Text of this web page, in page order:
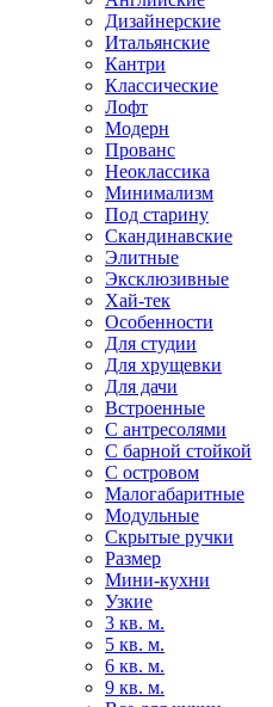
Дизайнерские
Итальянские
Кантри
Классические
Лофт
Модерн
Прованс
Неоклассика
Минимализм
Под старину
Скандинавские
Элитные
Эксклюзивные
Хай-тек
Особенности
Для студии
Для хрущевки
Для дачи
Встроенные
С антресолями
С барной стойкой
С островом
Малогабаритные
Модульные
Скрытые ручки
Размер
Мини-кухни
Узкие
3 кв. м.
5 кв. м.
6 кв. м.
9 кв. м.